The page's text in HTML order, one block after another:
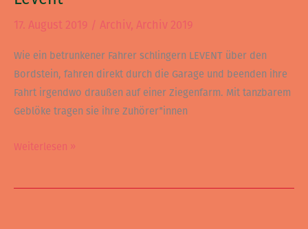
17. August 2019 / Archiv, Archiv 2019
Wie ein betrunkener Fahrer schlingern LEVENT über den
Bordstein, fahren direkt durch die Garage und beenden ihre
Fahrt irgendwo draußen auf einer Ziegenfarm. Mit tanzbarem
Geblöke tragen sie ihre Zuhörer*innen
Weiterlesen »